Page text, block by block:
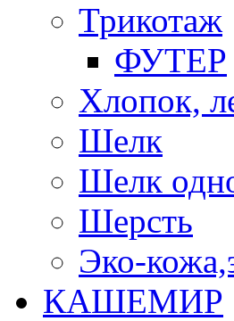
Трикотаж
ФУТЕР
Хлопок,
Шелк
Шелк
Шерсть
Эко-
КАШЕМИР